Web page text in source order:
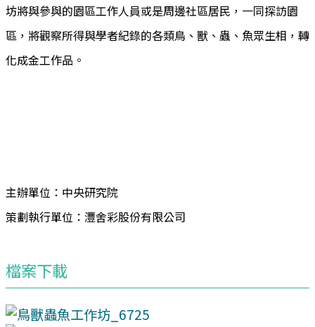
坊將與參與的園區工作人員或是周邊社區居民，一同探訪園
區，將觀察所得與學者紀錄的各類鳥、獸、蟲、魚眾生相，轉
化成金工作品。
主辦單位：中央研究院
策劃執行單位：灃舍彩股份有限公司
檔案下載